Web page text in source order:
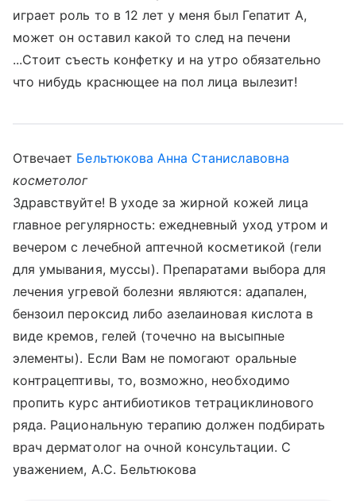
играет роль то в 12 лет у меня был Гепатит А,
может он оставил какой то след на печени
...Стоит съесть конфетку и на утро обязательно
что нибудь краснющее на пол лица вылезит!
Отвечает Бельтюкова Анна Станиславовна
косметолог
Здравствуйте! В уходе за жирной кожей лица
главное регулярность: ежедневный уход утром и
вечером с лечебной аптечной косметикой (гели
для умывания, муссы). Препаратами выбора для
лечения угревой болезни являются: адапален,
бензоил пероксид либо азелаиновая кислота в
виде кремов, гелей (точечно на высыпные
элементы). Если Вам не помогают оральные
контрацептивы, то, возможно, необходимо
пропить курс антибиотиков тетрациклинового
ряда. Рациональную терапию должен подбирать
врач дерматолог на очной консультации. С
уважением, А.С. Бельтюкова